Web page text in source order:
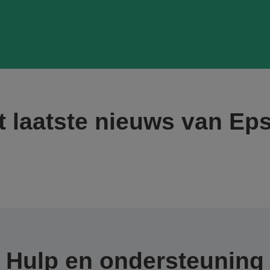
laatste nieuws van
Hulp en ondersteuning